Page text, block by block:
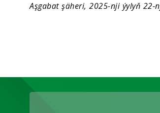
Aşgabat şäheri, 2025-nji ýylyň 22-